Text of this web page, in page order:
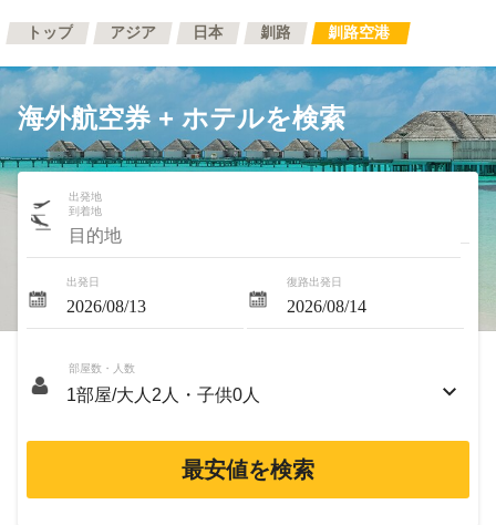
トップ アジア 日本 釧路 釧路空港
海外航空券 + ホテルを検索
出発地
到着地
出発日 復路出発日
部屋数・人数
最安値を検索